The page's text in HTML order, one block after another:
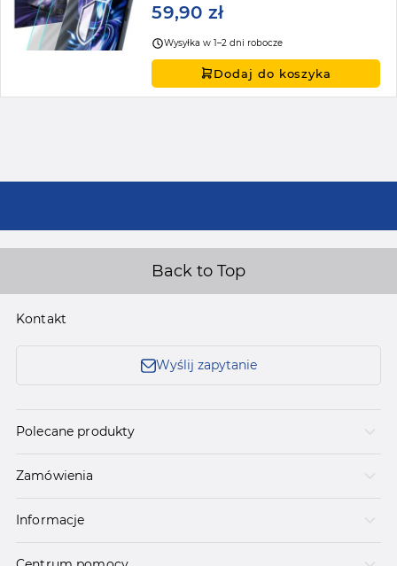
59,90 zł
Wysyłka w 1–2 dni robocze
Dodaj do koszyka
Back to Top
Kontakt
Wyślij zapytanie
Polecane produkty
Zamówienia
Informacje